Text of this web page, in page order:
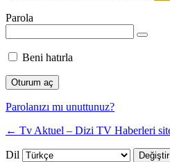
Parola
Beni hatırla
Parolanızı mı unuttunuz?
← Tv Aktuel – Dizi TV Haberleri
Dil